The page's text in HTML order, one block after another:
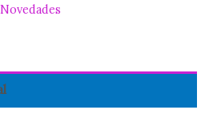
Novedades